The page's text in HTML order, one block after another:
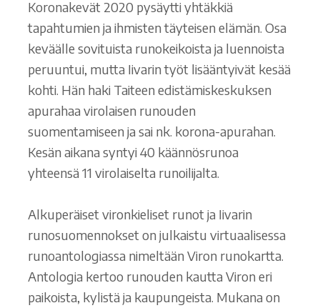
Koronakevät 2020 pysäytti yhtäkkiä
tapahtumien ja ihmisten täyteisen elämän. Osa
keväälle sovituista runokeikoista ja luennoista
peruuntui, mutta Iivarin työt lisääntyivät kesää
kohti. Hän haki Taiteen edistämiskeskuksen
apurahaa virolaisen runouden
suomentamiseen ja sai nk. korona-apurahan.
Kesän aikana syntyi 40 käännösrunoa
yhteensä 11 virolaiselta runoilijalta.
Alkuperäiset vironkieliset runot ja Iivarin
runosuomennokset on julkaistu virtuaalisessa
runoantologiassa nimeltään Viron runokartta.
Antologia kertoo runouden kautta Viron eri
paikoista, kylistä ja kaupungeista. Mukana on